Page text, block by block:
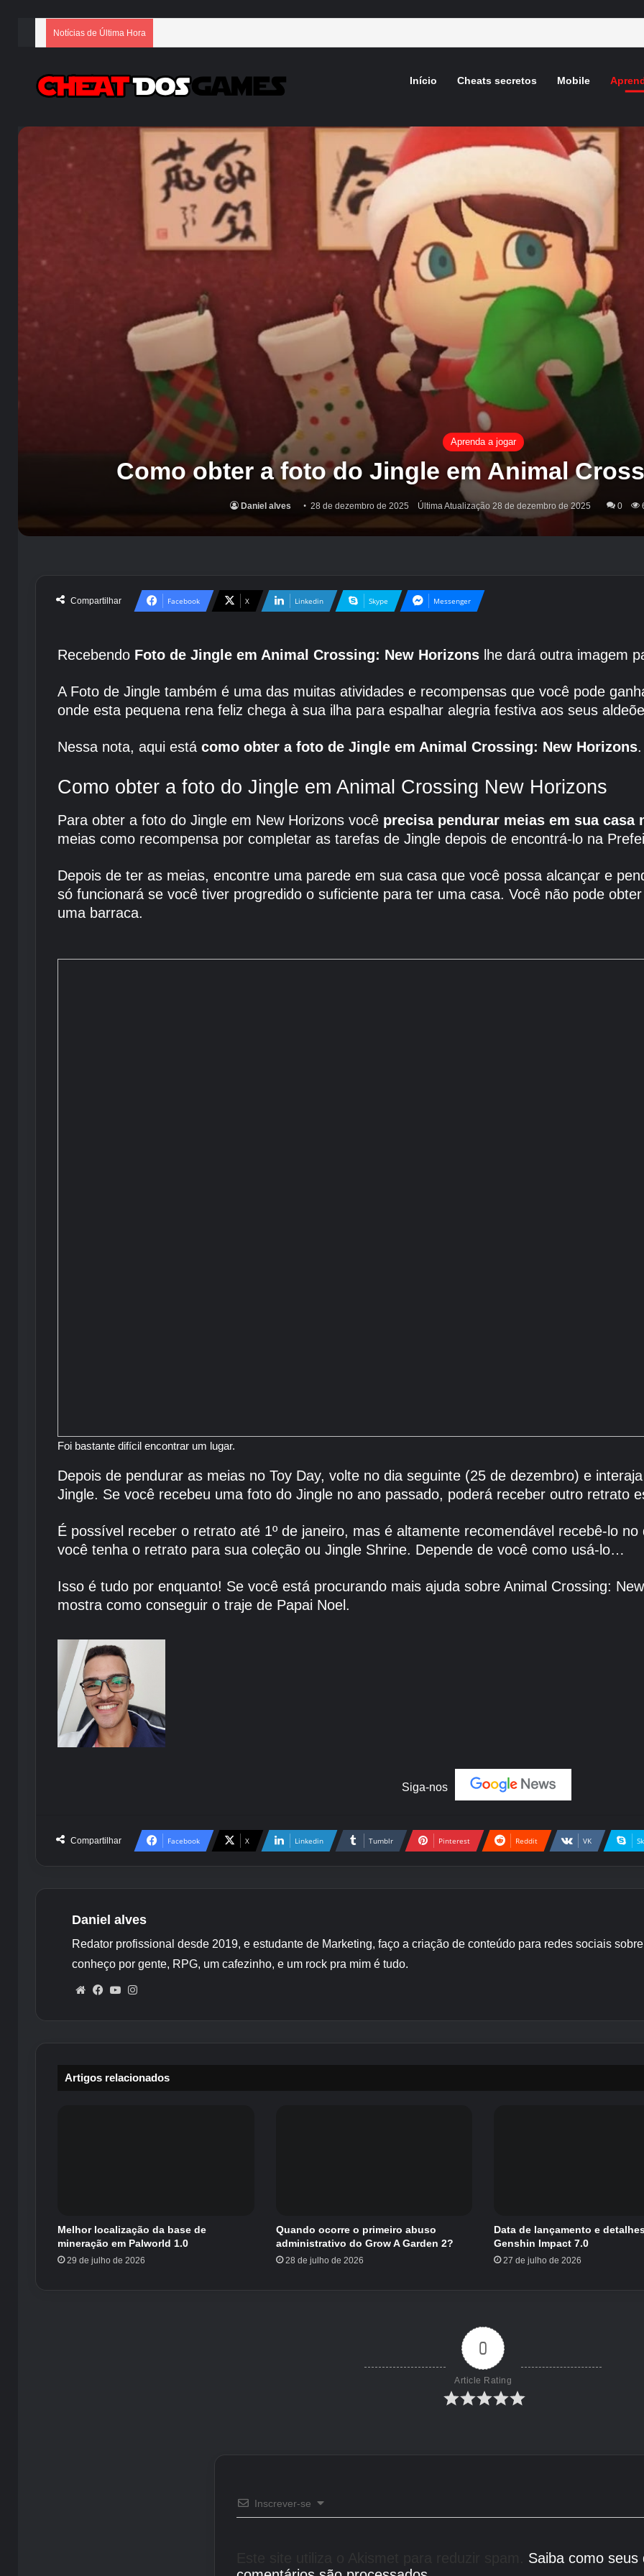
Notícias de Última Hora
Início Cheats secretos Mobile
Aprenda a jogar
Como obter a foto do Jingle em Animal
Daniel alves 28 de dezembro de 2025 Última Atualização 28 de dezembro de 2025 0
Compartilhar Facebook X Linkedin Skype Messenger
Recebendo Foto de Jingle em Animal Crossing: New Horizons lhe dará outra imagem
A Foto de Jingle também é uma das muitas atividades e recompensas que você pode
onde esta pequena rena feliz chega à sua ilha para espalhar alegria festiva aos seus
Nessa nota, aqui está como obter a foto de Jingle em Animal Crossing: New Horizons.
Como obter a foto do Jingle em Animal Crossing New Horizons
Para obter a foto do Jingle em New Horizons você precisa pendurar meias em sua casa
meias como recompensa por completar as tarefas de Jingle depois de encontrá-lo na
Depois de ter as meias, encontre uma parede em sua casa que você possa alcançar e
só funcionará se você tiver progredido o suficiente para ter uma casa. Você não pode
uma barraca.
Foi bastante difícil encontrar um lugar.
Depois de pendurar as meias no Toy Day, volte no dia seguinte (25 de dezembro) e
Jingle. Se você recebeu uma foto do Jingle no ano passado, poderá receber outro retrato
É possível receber o retrato até 1º de janeiro, mas é altamente recomendável recebê-lo
você tenha o retrato para sua coleção ou Jingle Shrine. Depende de você como usá-lo…
Isso é tudo por enquanto! Se você está procurando mais ajuda sobre Animal Crossing:
mostra como conseguir o traje de Papai Noel.
Siga-nos
Compartilhar Facebook X Linkedin Tumblr Pinterest Reddit VK
Daniel alves
Redator profissional desde 2019, e estudante de Marketing, faço a criação de conteúdo para redes sociais
conheço por gente, RPG, um cafezinho, e um rock pra mim é tudo.
WebsiteFacebook
YouTube
Artigos relacionados
Melhor localização da base de
mineração em Palworld 1.0
29 de julho de 2026
Quando ocorre o primeiro abuso
administrativo do Grow A Garden 2?
28 de julho de 2026
Data de lançamento e
Genshin Impact 7.0
27 de julho de 2026
0
Article Rating
Inscrever-se
Saiba como seus